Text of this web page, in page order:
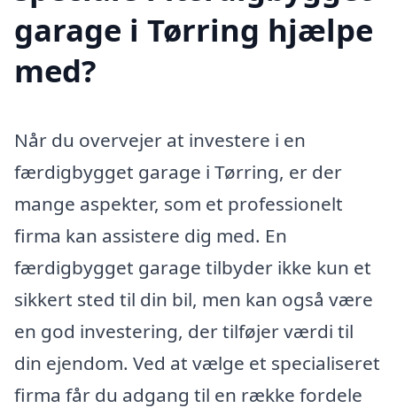
garage i Tørring hjælpe
med?
Når du overvejer at investere i en
færdigbygget garage i Tørring, er der
mange aspekter, som et professionelt
firma kan assistere dig med. En
færdigbygget garage tilbyder ikke kun et
sikkert sted til din bil, men kan også være
en god investering, der tilføjer værdi til
din ejendom. Ved at vælge et specialiseret
firma får du adgang til en række fordele